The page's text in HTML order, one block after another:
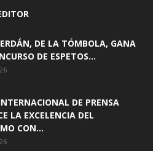
DE LA TÓMBOLA, GANA
DE ESPETOS...
DE PRENSA
LA EXCELENCIA DEL
CON...